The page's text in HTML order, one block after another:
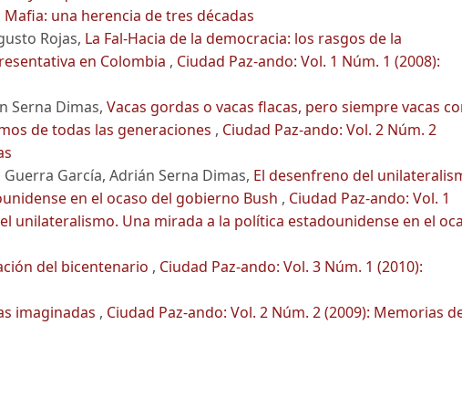
Mafia: una herencia de tres décadas
Rojas, La Fal-Hacia de la democracia: los rasgos de la
en Colombia , Ciudad Paz-ando: Vol. 1 Núm. 1 (2008):
Serna Dimas, Vacas gordas o vacas flacas, pero siempre vacas
de todas las generaciones , Ciudad Paz-ando: Vol. 2 Núm. 2
García, Adrián Serna Dimas, El desenfreno del
en el ocaso del gobierno Bush , Ciudad Paz-ando: Vol. 1
unilateralismo. Una mirada a la política estadounidense en el
del bicentenario , Ciudad Paz-ando: Vol. 3 Núm. 1 (2010):
imaginadas , Ciudad Paz-ando: Vol. 2 Núm. 2 (2009): Memorias